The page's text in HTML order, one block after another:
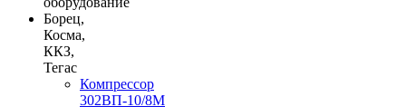
Борец,
Косма,
ККЗ,
Тегас
Компрессор
302ВП-10/8М